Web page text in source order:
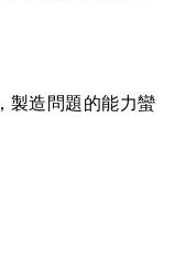
製造問題的能力蠻